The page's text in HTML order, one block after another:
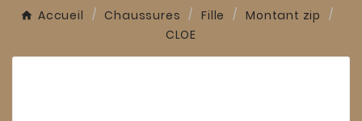
Accueil Chaussures Fille
Montant zip
CLOE